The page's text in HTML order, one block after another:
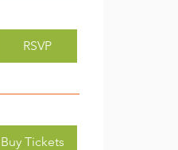
RSVP
Buy Tickets